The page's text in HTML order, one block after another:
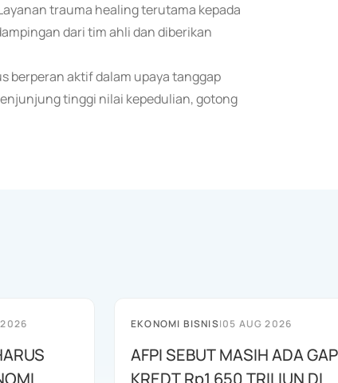
trauma healing terutama kepada
dari tim ahli dan diberikan
berperan aktif dalam upaya tanggap
tinggi nilai kepedulian, gotong
EKONOMI BISNIS|05 AUG 2026
AFPI SEBUT MASIH ADA GAP
KREDT Rp1.650 TRILIUN DI